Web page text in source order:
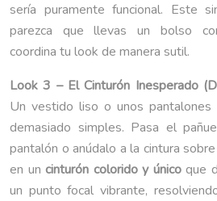
sería puramente funcional. Este
parezca que llevas un bolso
coordina tu look de manera sutil.
Look 3 – El Cinturón Inesperado
Un vestido liso o unos
demasiado simples. Pasa el
pantalón o anúdalo a la cintura
en uncinturón colorido y únicoque
un punto focal vibrante,